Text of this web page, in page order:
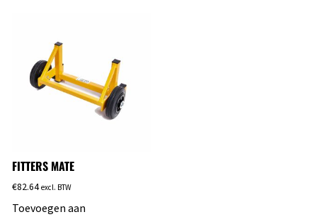
FITTERS MATE
€82.64 excl. BTW
Toevoegen aan